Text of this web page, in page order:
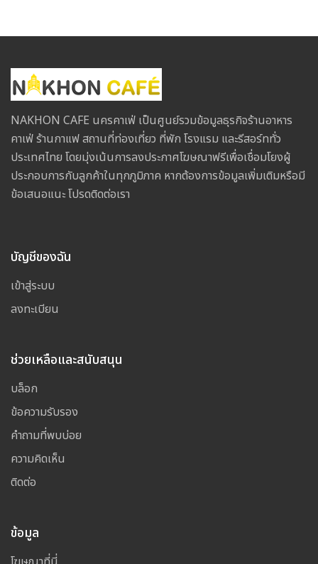
NAKHON CAFE นครคาเฟ่ เป็นศูนย์รวมข้อมูลธุรกิจร้านอาหาร
คาเฟ่ ร้านกาแฟ สถานที่ท่องเที่ยว ที่พัก โรงแรม และรีสอร์ททั่ว
ประเทศไทย โดยมุ่งเน้นการลงประกาศโฆษณาฟรีเพื่อเชื่อมโยงผู้
ประกอบการกับลูกค้าในทุกภูมิภาค หากต้องการข้อมูลเพิ่มเติมหรือมี
ข้อเสนอแนะ โปรดติดต่อเรา
บัญชีของฉัน
เข้าสู่ระบบ
ลงทะเบียน
ช่วยเหลือและสนับสนุน
บล็อก
ข้อความรับรอง
คำถามที่พบบ่อย
ความคิดเห็น
ติดต่อ
ข้อมูล